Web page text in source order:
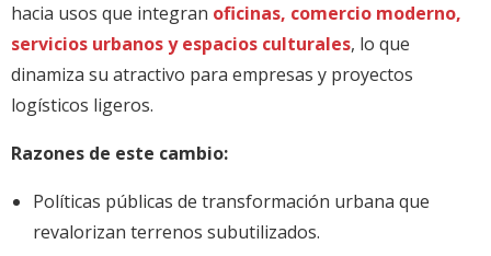
hacia usos que integran oficinas, comercio moderno,
servicios urbanos y espacios culturales, lo que
dinamiza su atractivo para empresas y proyectos
logísticos ligeros.
Razones de este cambio:
Políticas públicas de transformación urbana que
revalorizan terrenos subutilizados.